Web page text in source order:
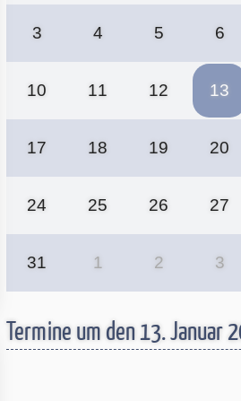
3 4 5 6
10 11 12 13
17 18 19 20
24 25 26 27
31 1 2 3
Termine um den 13. Januar